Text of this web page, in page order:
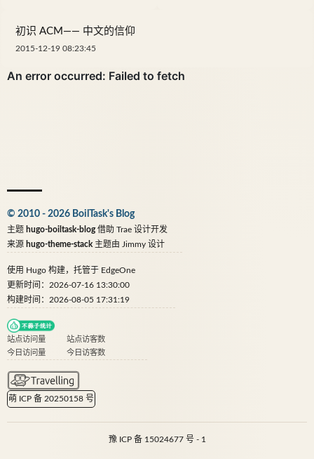
初识 ACM—— 中文的信仰
2015-12-19 08:23:45
© 2010 - 2026 BoilTask's Blog
主题 hugo-boiltask-blog借助 Trae 设计开发
来源 hugo-theme-stack 主题由 Jimmy 设计
使用 Hugo 构建，托管于 EdgeOne
更新时间：2026-07-16 13:30:00
构建时间：2026-08-05 17:31:19
站点访问量
站点访客数
今日访问量
今日访客数
萌 ICP 备 20250158 号
豫 ICP 备 15024677 号 - 1